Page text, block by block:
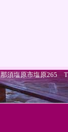
須塩原市塩原265